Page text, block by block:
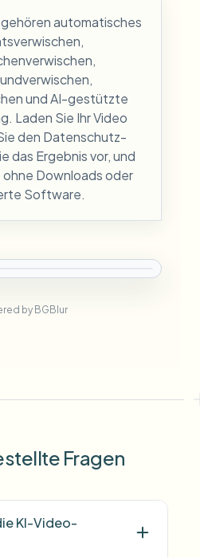
automatisches
und AI-gestützte
Laden Sie Ihr Video
den Datenschutz-
das Ergebnis vor, und
Downloads oder
Software.
by BGBlur
Fragen
KI-Video-